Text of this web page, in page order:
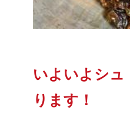
いよいよシュ
ります！